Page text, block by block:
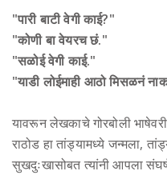
"पारी बाटी वेगी काई?"
"कोणी बा वेयरच छं."
"सळोई वेगी काई."
"याडी लोईमाही आठो मिसळनं
यावरून लेखकाचे गोरबोली
राठोड हा तांड्यामध्ये जन्मला,
सुखदुःखासोबत त्यांनी आपला